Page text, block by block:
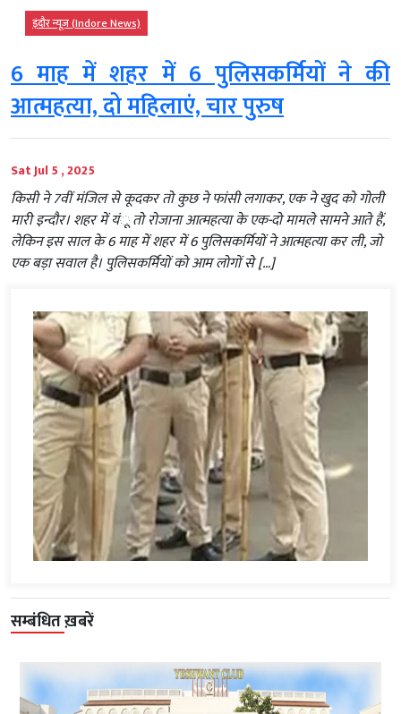
इंदौर न्यूज़ (Indore News)
6 माह में शहर में 6 पुलिसकर्मियों ने की
आत्महत्या, दो महिलाएं, चार पुरुष
Sat Jul 5 , 2025
किसी ने 7वीं मंजिल से कूदकर तो कुछ ने फांसी लगाकर, एक ने खुद को गोली
मारी इन्दौर। शहर में यंू तो रोजाना आत्महत्या के एक-दो मामले सामने आते हैं,
लेकिन इस साल के 6 माह में शहर में 6 पुलिसकर्मियों ने आत्महत्या कर ली, जो
एक बड़ा सवाल है। पुलिसकर्मियों को आम लोगों से […]
सम्बंधित ख़बरें